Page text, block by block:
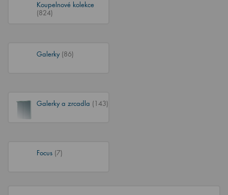
Koupelnové kolekce
(824)
Galerky (86)
Galerky a zrcadla (143)
Focus (7)